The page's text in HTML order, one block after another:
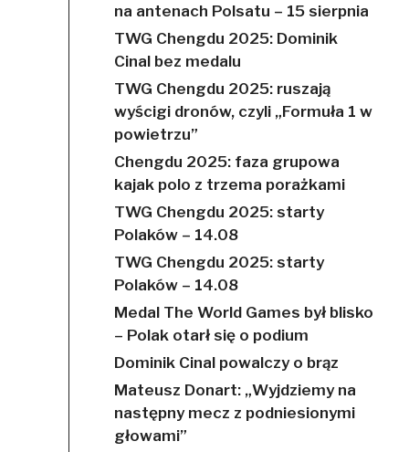
na antenach Polsatu – 15 sierpnia
TWG Chengdu 2025: Dominik
Cinal bez medalu
TWG Chengdu 2025: ruszają
wyścigi dronów, czyli „Formuła 1 w
powietrzu”
Chengdu 2025: faza grupowa
kajak polo z trzema porażkami
TWG Chengdu 2025: starty
Polaków – 14.08
TWG Chengdu 2025: starty
Polaków – 14.08
Medal The World Games był blisko
– Polak otarł się o podium
Dominik Cinal powalczy o brąz
Mateusz Donart: „Wyjdziemy na
następny mecz z podniesionymi
głowami”